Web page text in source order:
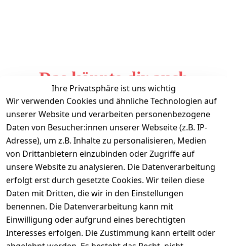
Das könnte dir auch
gefallen
Ihre Privatsphäre ist uns wichtig
Wir verwenden Cookies und ähnliche Technologien auf
unserer Website und verarbeiten personenbezogene
Daten von Besucher:innen unserer Webseite (z.B. IP-
Adresse), um z.B. Inhalte zu personalisieren, Medien
von Drittanbietern einzubinden oder Zugriffe auf
unsere Website zu analysieren. Die Datenverarbeitung
erfolgt erst durch gesetzte Cookies. Wir teilen diese
Daten mit Dritten, die wir in den Einstellungen
benennen. Die Datenverarbeitung kann mit
Einwilligung oder aufgrund eines berechtigten
Interesses erfolgen. Die Zustimmung kann erteilt oder
Informationen
Mein Konto